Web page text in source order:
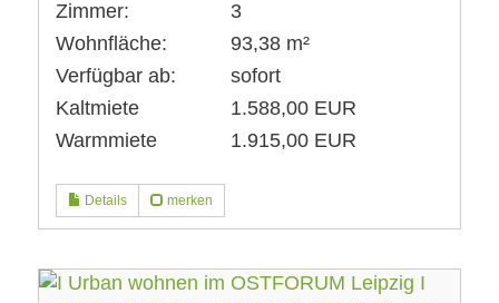
Zimmer:
3
Wohnfläche:
93,38 m²
Verfügbar ab:
sofort
Kaltmiete
1.588,00 EUR
Warmmiete
1.915,00 EUR
Details merken